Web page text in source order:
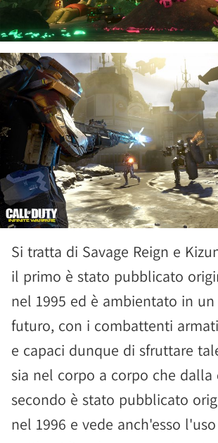
Si tratta di Savage Reign e
il primo è stato pubblicato
nel 1995 ed è ambientato in
futuro, con i combattenti
e capaci dunque di sfruttare
sia nel corpo a corpo che dalla
secondo è stato pubblicato
nel 1996 e vede anch'esso